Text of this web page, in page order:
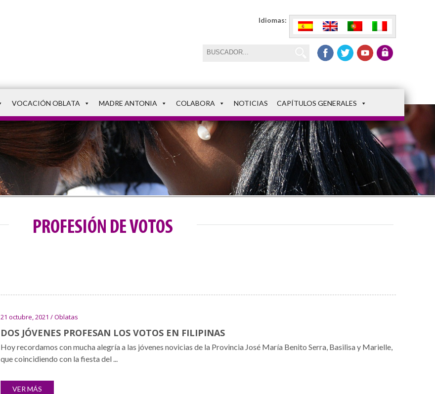
Idiomas:
VOCACIÓN OBLATA MADRE ANTONIA COLABORA NOTICIAS CAPÍTULOS GENERALES
PROFESIÓN DE VOTOS
21 octubre, 2021 / Oblatas
DOS JÓVENES PROFESAN LOS VOTOS EN FILIPINAS
Hoy recordamos con mucha alegría a las jóvenes novicias de la Provincia José María Benito Serra, Basilisa y Marielle,
que coincidiendo con la fiesta del ...
VER MÁS